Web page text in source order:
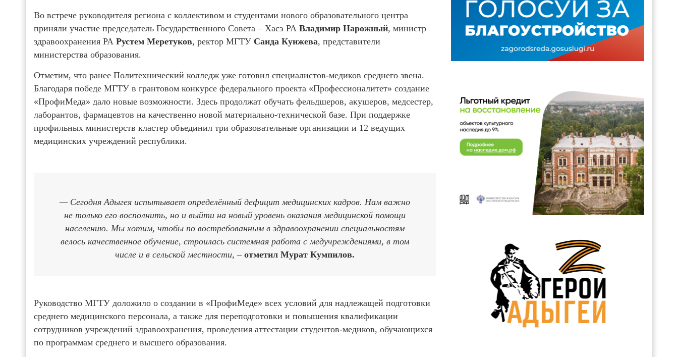
Во встрече руководителя региона с коллективом и студентами нового образовательного центра
приняли участие председатель Государственного Совета – Хасэ РА Владимир Нарожный, министр
здравоохранения РА Рустем Меретуков, ректор МГТУ Саида Куижева, представители
министерства образования.
Отметим, что ранее Политехнический колледж уже готовил специалистов-медиков среднего звена.
Благодаря победе МГТУ в грантовом конкурсе федерального проекта «Профессионалитет» создание
«ПрофиМеда» дало новые возможности. Здесь продолжат обучать фельдшеров, акушеров, медсестер,
лаборантов, фармацевтов на качественно новой материально-технической базе. При поддержке
профильных министерств кластер объединил три образовательные организации и 12 ведущих
медицинских учреждений республики.
— Сегодня Адыгея испытывает определённый дефицит медицинских кадров. Нам важно
не только его восполнить, но и выйти на новый уровень оказания медицинской помощи
населению. Мы хотим, чтобы по востребованным в здравоохранении специальностям
велось качественное обучение, строилась системная работа с медучреждениями, в том
числе и в сельской местности, – отметил Мурат Кумпилов.
Руководство МГТУ доложило о создании в «ПрофиМеде» всех условий для надлежащей подготовки
среднего медицинского персонала, а также для переподготовки и повышения квалификации
сотрудников учреждений здравоохранения, проведения аттестации студентов-медиков, обучающихся
по программам среднего и высшего образования.